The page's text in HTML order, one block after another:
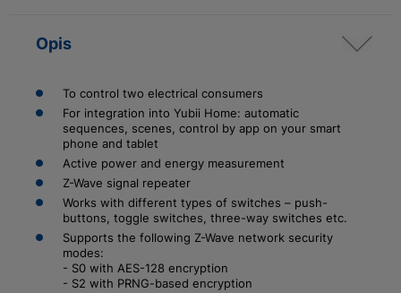
Opis
To control two electrical consumers
For integration into Yubii Home: automatic
sequences, scenes, control by app on your smart
phone and tablet
Active power and energy measurement
Z-Wave signal repeater
Works with different types of switches – push-
buttons, toggle switches, three-way switches etc.
Supports the following Z-Wave network security
modes:
- S0 with AES-128 encryption
- S2 with PRNG-based encryption